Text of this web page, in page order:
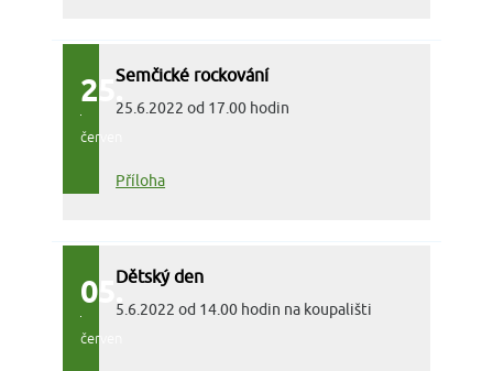
25.
červen
Semčické rockování
25.6.2022 od 17.00 hodin
Příloha
05.
červen
Dětský den
5.6.2022 od 14.00 hodin na koupališti